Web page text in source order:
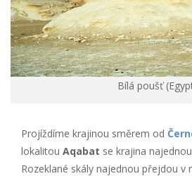
Bílá poušť
Projíždíme krajinou směrem od
lokalitou Aqabat se krajina
Rozeklané skály najednou přejdou v